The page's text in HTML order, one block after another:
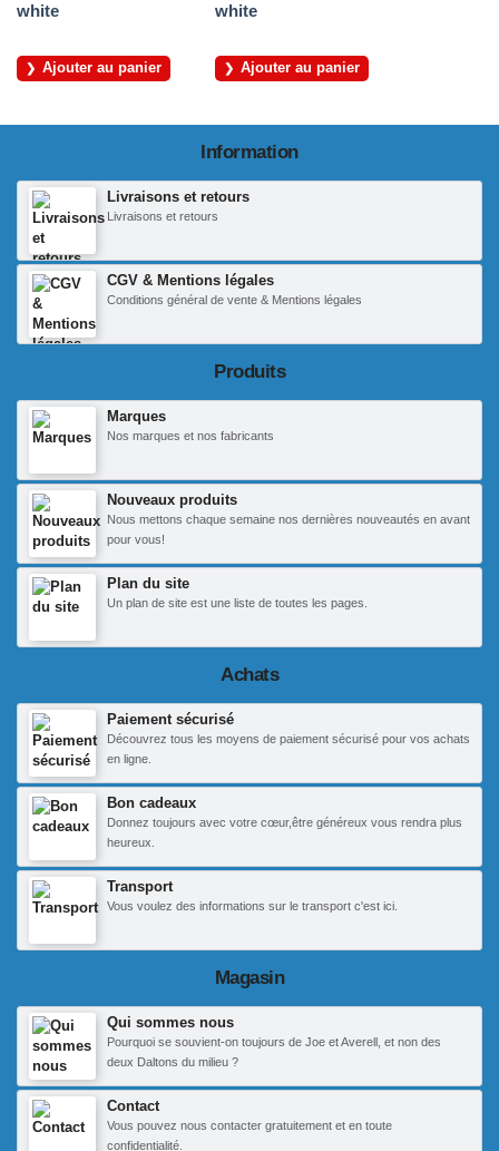
white
Ajouter au panier
white
Ajouter au panier
Information
Livraisons et retours
Livraisons et retours
CGV & Mentions légales
Conditions général de vente & Mentions légales
Produits
Marques
Nos marques et nos fabricants
Nouveaux produits
Nous mettons chaque semaine nos dernières nouveautés en avant
pour vous!
Plan du site
Un plan de site est une liste de toutes les pages.
Achats
Paiement sécurisé
Découvrez tous les moyens de paiement sécurisé pour vos achats
en ligne.
Bon cadeaux
Donnez toujours avec votre cœur,être généreux vous rendra plus
heureux.
Transport
Vous voulez des informations sur le transport c'est ici.
Magasin
Qui sommes nous
Pourquoi se souvient-on toujours de Joe et Averell, et non des
deux Daltons du milieu ?
Contact
Vous pouvez nous contacter gratuitement et en toute
confidentialité.